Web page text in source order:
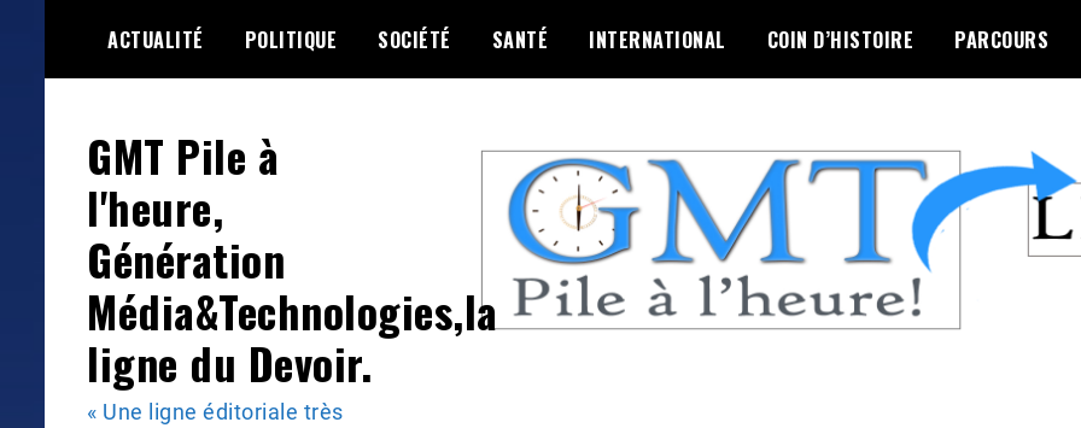
content
ACTUALITÉ POLITIQUE SOCIÉTÉ SANTÉ INTERNATIONAL COIN D’HISTOIRE PARCOURS
GMT Pile à
l'heure,
Génération
Média&Technologies,la
ligne du Devoir.
« Une ligne éditoriale très